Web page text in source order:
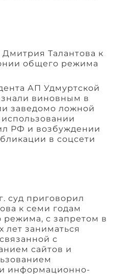
Талантова к
общего режима
АП Удмуртской
виновным в
заведомо ложной
РФ и возбуждении
в соцсети
суд приговорил
к семи годам
с запретом в
лет заниматься
с
сайтов и
информационно-